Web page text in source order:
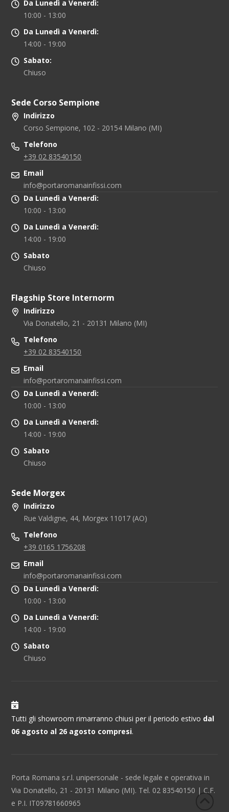
Da Lunedì a Venerdì:
10:00 - 13:00
Da Lunedì a Venerdì:
14:00 - 19:00
Sabato:
Chiuso
Sede Corso Sempione
Indirizzo
Corso Sempione, 102 - 20154 Milano (MI)
Telefono
+39 02 83540150
Email
info@portaromanainfissi.com
Da Lunedì a Venerdì:
10:00 - 13:00
Da Lunedì a Venerdì:
14:00 - 19:00
Sabato
Chiuso
Flagship Store Internorm
Indirizzo
Via Donatello, 21 - 20131 Milano (MI)
Telefono
+39 02 83540150
Email
info@portaromanainfissi.com
Da Lunedì a Venerdì:
10:00 - 13:00
Da Lunedì a Venerdì:
14:00 - 19:00
Sabato
Chiuso
Sede Morgex
Indirizzo
Rue Valdigne, 44, Morgex 11017 (AO)
Telefono
+39 0165 1756208
Email
info@portaromanainfissi.com
Da Lunedì a Venerdì:
10:00 - 13:00
Da Lunedì a Venerdì:
14:00 - 19:00
Sabato
Chiuso
Tutti gli showroom rimarranno chiusi per il periodo estivo dal
06 agosto al 26 agosto compresi.
Porta Romana s.r.l. unipersonale - sede legale e operativa in
Via Donatello, 21 - 20131 Milano (MI). Tel. 02 83540150 | C.F.
e P.I. IT09781660965